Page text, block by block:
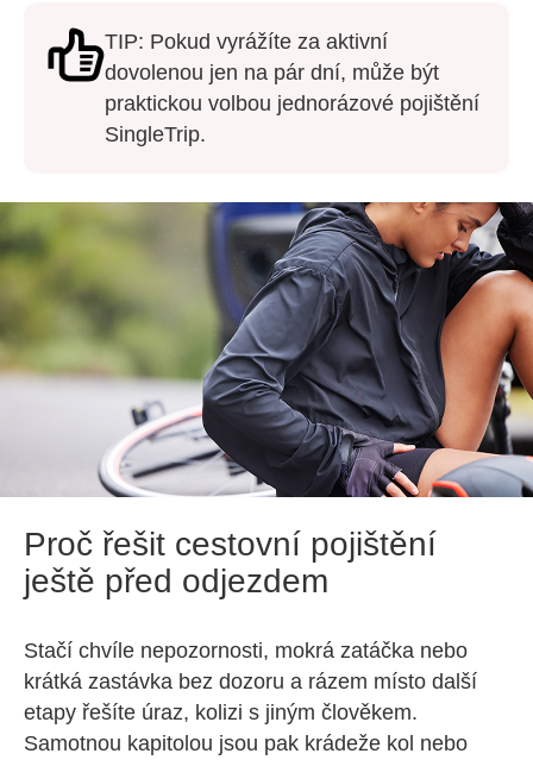
TIP: Pokud vyrážíte za aktivní
dovolenou jen na pár dní, může být
praktickou volbou jednorázové pojištění
SingleTrip.
Proč řešit cestovní pojištění
ještě před odjezdem
Stačí chvíle nepozornosti, mokrá zatáčka nebo
krátká zastávka bez dozoru a rázem místo další
etapy řešíte úraz, kolizi s jiným člověkem.
Samotnou kapitolou jsou pak krádeže kol nebo